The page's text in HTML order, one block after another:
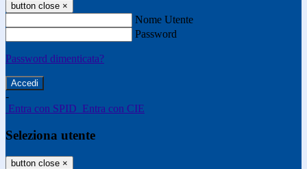
button close ×
Nome Utente
Password
Password dimenticata?
-
Entra con SPID Entra con CIE
Seleziona utente
button close ×